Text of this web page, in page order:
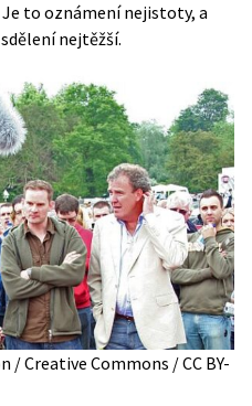
to oznámení nejistoty, a
nejtěžší.
Creative Commons / CC BY-